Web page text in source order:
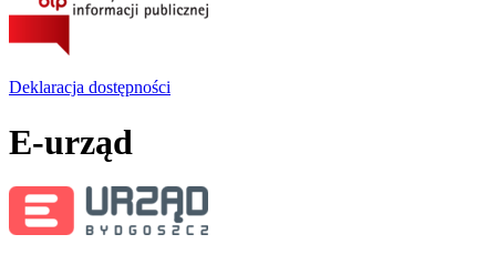
Deklaracja dostępności
E-urząd